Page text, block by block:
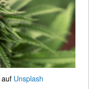
auf Unsplash